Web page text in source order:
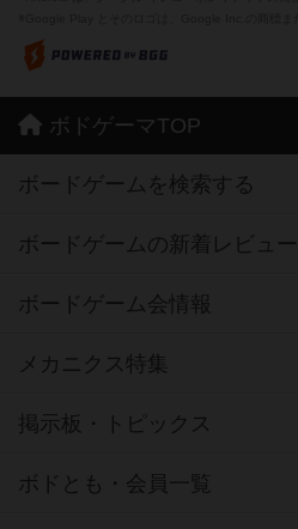
ボドゲーマTOP
ボードゲームを検索する
ボードゲームの新着レビュー
ボードゲーム会情報
メカニクス特集
掲示板・トピックス
ボドとも・会員一覧